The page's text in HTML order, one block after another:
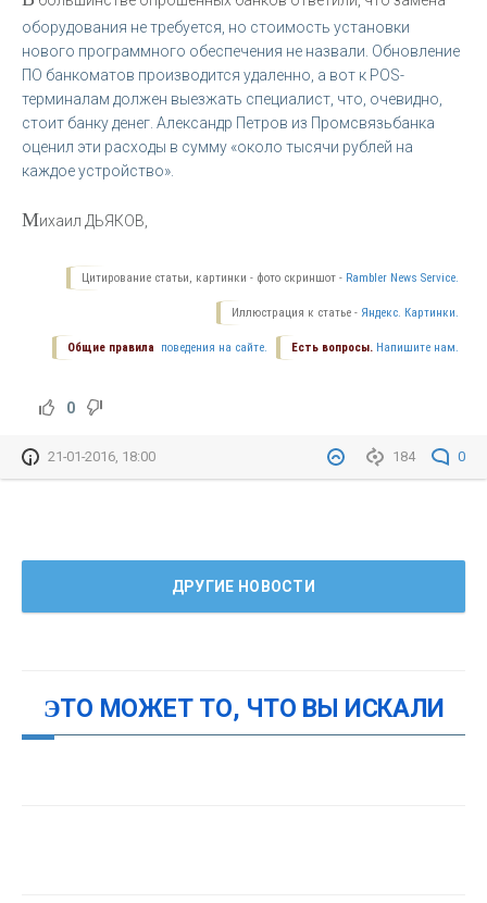
оборудования не требуется, но стоимость установки
нового программного обеспечения не назвали. Обновление
ПО банкоматов производится удаленно, а вот к POS-
терминалам должен выезжать специалист, что, очевидно,
стоит банку денег. Александр Петров из Промсвязьбанка
оценил эти расходы в сумму «около тысячи рублей на
каждое устройство».
Михаил ДЬЯКОВ,
Цитирование статьи, картинки - фото скриншот - Rambler News Service.
Иллюстрация к статье - Яндекс. Картинки.
Есть вопросы. Напишите нам.
Общие правила поведения на сайте.
0
184 0
21-01-2016, 18:00
ДРУГИЕ НОВОСТИ
ЭТО МОЖЕТ ТО, ЧТО ВЫ ИСКАЛИ